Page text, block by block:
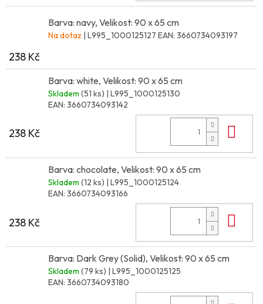
Barva: navy, Velikost: 90 x 65 cm
Na dotaz | L995_1000125127 EAN: 3660734093197
238 Kč
Barva: white, Velikost: 90 x 65 cm
Skladem (51 ks) | L995_1000125130
EAN: 3660734093142
238 Kč
Barva: chocolate, Velikost: 90 x 65 cm
Skladem (12 ks) | L995_1000125124
EAN: 3660734093166
238 Kč
Barva: Dark Grey (Solid), Velikost: 90 x 65 cm
Skladem (79 ks) | L995_1000125125
EAN: 3660734093180